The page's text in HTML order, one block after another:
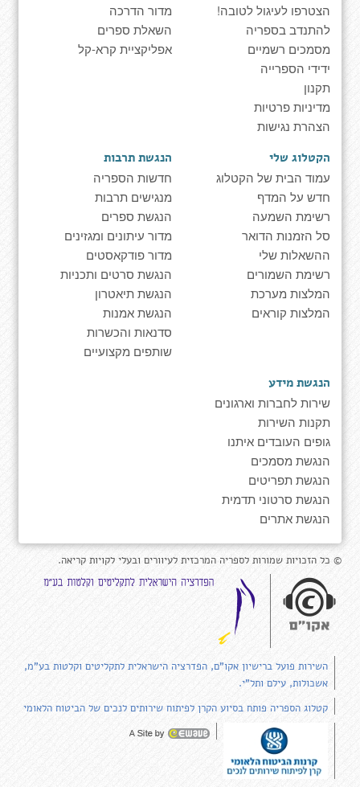
הצטרפו לעיגול לטובה!
להתנדב בספריה
מסמכים רשמיים
ידידי הספרייה
תקנון
מדיניות פרטיות
הצהרת נגישות
מדור הדרכה
השאלת ספרים
אפליקציית קרא-קל
הקטלוג שלי
עמוד הבית של הקטלוג
חדש על המדף
רשימת השמעה
סל הזמנות הדואר
ההשאלות שלי
רשימת השמורים
המלצות מערכת
המלצות קוראים
הנגשת תרבות
חדשות הספריה
מנגישים תרבות
הנגשת ספרים
מדור עיתונים ומגזינים
מדור פודקאסטים
הנגשת סרטים ותכניות
הנגשת תיאטרון
הנגשת אמנות
סדנאות והכשרות
שותפים מקצועיים
הנגשת מידע
שירות לחברות וארגונים
תקנות השירות
גופים העובדים איתנו
הנגשת מסמכים
הנגשת תפריטים
הנגשת סרטוני תדמית
הנגשת אתרים
© כל הזכויות שמורות לספריה המרכזית לעיוורים ובעלי לקויות קריאה.
השירות פועל ברישיון אקו"ם, הפדרציה הישראלית לתקליטים וקלטות בע"מ,
אשכולות, עילם ותל"י.
קטלוג הספריה פותח בסיוע הקרן לפיתוח שירותים לנכים של הביטוח הלאומי